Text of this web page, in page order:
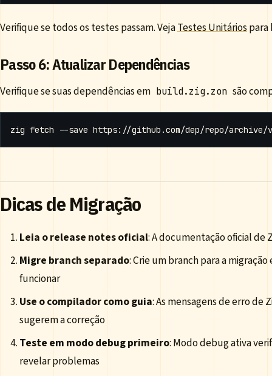
Verifique se todos os testes passam. VejaTestes Unitáriospara
Passo 6: Atualizar Dependências
Verifique se suas dependências em build.zig.zon são
Dicas de Migração
Leia o release notes oficial: A documentação oficial de
Migre branch separado: Crie um branch para a
funcionar
Use o compilador como guia: As mensagens de erro de
sugerem a correção
Teste em modo debug primeiro: Modo debug ativa
revelar problemas